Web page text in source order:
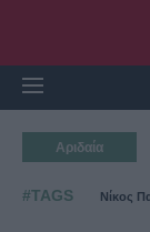
Αριδαία
#TAGS Νίκος